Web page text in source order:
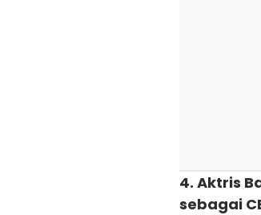
4. Aktris
sebagai